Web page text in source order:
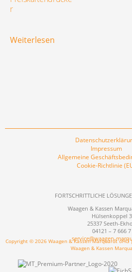
r
Weiterlesen
Impressum
Allgemeine
Cookie-Richtlinie
FORTSCHRITTLICHE
Waagen & Kassen
Hülsenkoppel 3
25337 Seeth-
04121 – 7 666 7
service@waagen-
Copyright © 2026 Waagen & Kassen Marquardt
Waagen & Kassen